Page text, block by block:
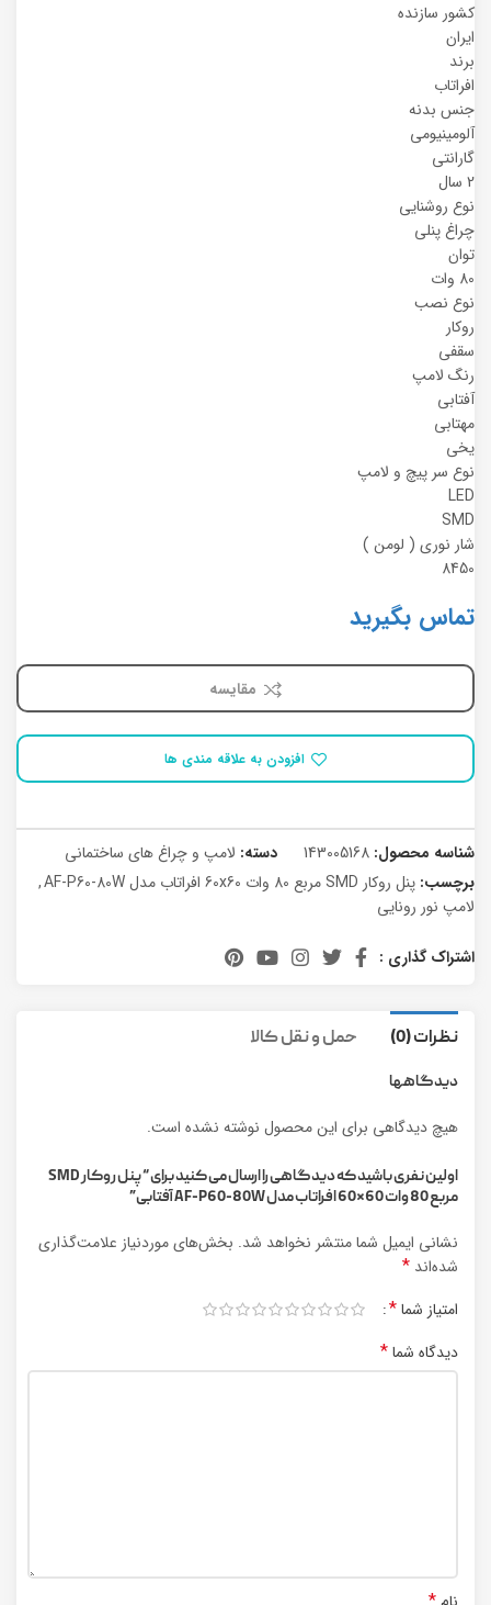
کشور سازنده
ایران
برند
افراتاب
جنس بدنه
آلومینیومی
گارانتی
2 سال
نوع روشنایی
چراغ پنلی
توان
80 وات
نوع نصب
روکار
سقفی
رنگ لامپ
آفتابی
مهتابی
یخی
نوع سر پیچ و لامپ
LED
SMD
شار نوری ( لومن )
8450
تماس بگیرید
مقایسه
افزودن به علاقه مندی ها
شناسه محصول: 143005168 دسته: لامپ و چراغ های ساختمانی
برچسب: پنل روکار SMD مربع 80 وات 60x60 افراتاب مدل AF-P60-80W
,
لامپ نور رونایی
اشتراک گذاری :
نظرات (0) حمل و نقل کالا
دیدگاهها
هیچ دیدگاهی برای این محصول نوشته نشده است.
اولین نفری باشید که دیدگاهی را ارسال می کنید برای “پنل روکار SMD
مربع 80 وات 60×60 افراتاب مدل AF-P60-80W آفتابی”
نشانی ایمیل شما منتشر نخواهد شد. بخش‌های موردنیاز علامت‌گذاری
شده‌اند *
امتیاز شما*
دیدگاه شما*